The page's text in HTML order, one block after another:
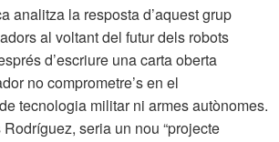
analitza la resposta d’aquest grup
al voltant del futur dels robots
d’escriure una carta oberta
no comprometre’s en el
tecnologia militar ni armes autònomes.
seria un nou “projecte